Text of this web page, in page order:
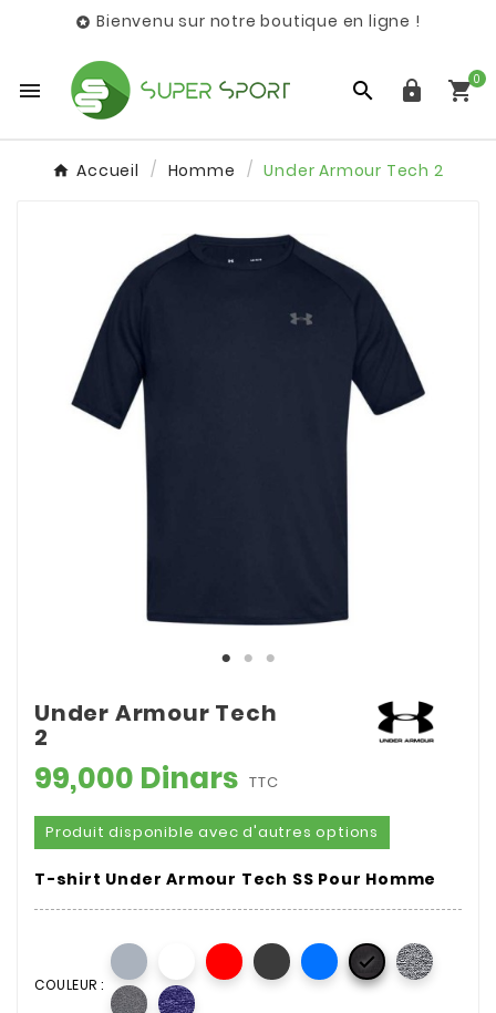
 Bienvenu sur notre boutique en ligne !
   0
Accueil Homme Under Armour Tech 2
Under Armour Tech
2
99,000 Dinars TTC
Produit disponible avec d'autres options
T-shirt Under Armour Tech SS Pour Homme
COULEUR :
